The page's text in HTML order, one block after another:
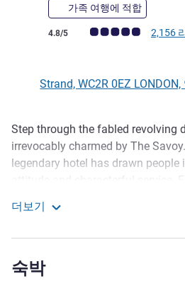
가족 여행에 적합
고객 평점 (ALL 평가)
4.8/5 2,156
Strand, WC2R 0EZ LONDON,
호텔설명
Step through the fabled revolving
irrevocably charmed by The
legendary hotel has drawn people
rooms and suites, many with
The Savoy is the only luxury hotel
perfectly located in the heart of all
더보기
숙박